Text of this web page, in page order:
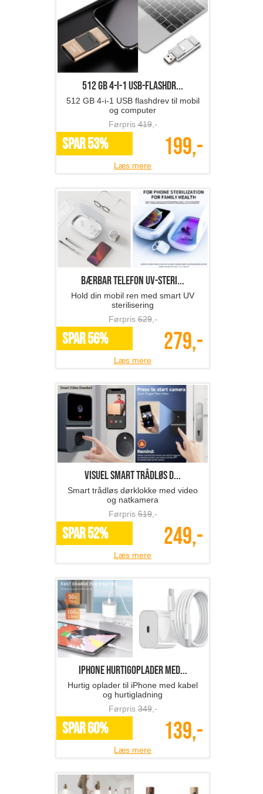
512 GB 4-i-1 USB-flashdr...
512 GB 4-i-1 USB flashdrev til mobil
og computer
Førpris419,-
SPAR 53% 199,-
Læs mere
Bærbar telefon UV-steri...
Hold din mobil ren med smart UV
sterilisering
Førpris629,-
SPAR 56% 279,-
Læs mere
Visuel smart trådløs d...
Smart trådløs dørklokke med video
og natkamera
Førpris519,-
SPAR 52% 249,-
Læs mere
iPhone hurtigoplader med...
Hurtig oplader til iPhone med kabel
og hurtigladning
Førpris349,-
SPAR 60% 139,-
Læs mere